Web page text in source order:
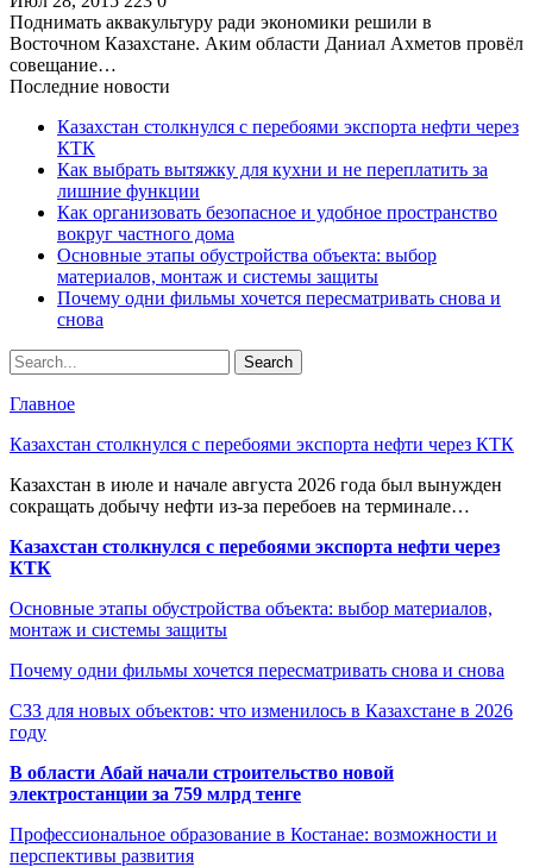
Поднимать аквакультуру ради экономики решили в
Восточном Казахстане. Аким области Даниал Ахметов провёл
совещание…
Последние новости
Казахстан столкнулся с перебоями экспорта нефти через
КТК
Как выбрать вытяжку для кухни и не переплатить за
лишние функции
Как организовать безопасное и удобное пространство
вокруг частного дома
Основные этапы обустройства объекта: выбор
материалов, монтаж и системы защиты
Почему одни фильмы хочется пересматривать снова и
снова
Главное
Казахстан столкнулся с перебоями экспорта нефти через КТК
Казахстан в июле и начале августа 2026 года был вынужден
сокращать добычу нефти из-за перебоев на терминале…
Казахстан столкнулся с перебоями экспорта нефти через
КТК
Основные этапы обустройства объекта: выбор материалов,
монтаж и системы защиты
Почему одни фильмы хочется пересматривать снова и снова
СЗЗ для новых объектов: что изменилось в Казахстане в 2026
году
В области Абай начали строительство новой
электростанции за 759 млрд тенге
Профессиональное образование в Костанае: возможности и
перспективы развития